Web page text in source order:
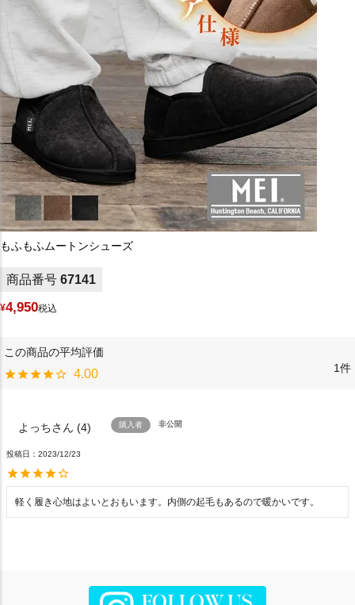
もふもふムートンシューズ
商品番号 67141
¥4,950税込
4.00 1
よっち 4 購入者 非公開
投稿日 2023/12/23
軽く履き心地はよいとおもいます。内側の起毛もあるので暖かいです。